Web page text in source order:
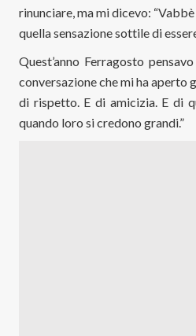
rinunciare, ma mi dicevo:
quella sensazione sottile di
Quest’anno Ferragosto
conversazione che mi ha aperto
di rispetto. E di amicizia. E di
quando loro si credono grandi.”